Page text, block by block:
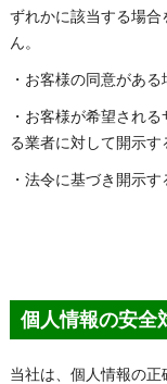
ずれかに該当する場
ん。
・お客様の同意がある
・お客様が希望され
る業者に対して開示す
・法令に基づき開示
個人情報の安全
当社は、個人情報の